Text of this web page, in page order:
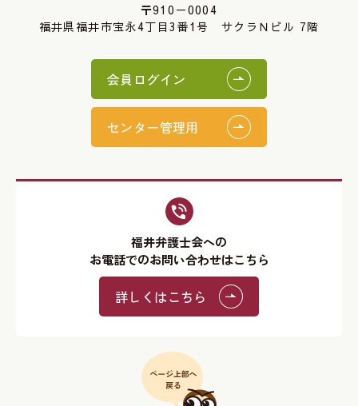
〒910－0004
福井県福井市宝永4丁目3番1号 サクラＮビル 7階
会員ログイン
センター管理用
福井弁護士会への
お電話でのお問い合わせはこちら
詳しくはこちら